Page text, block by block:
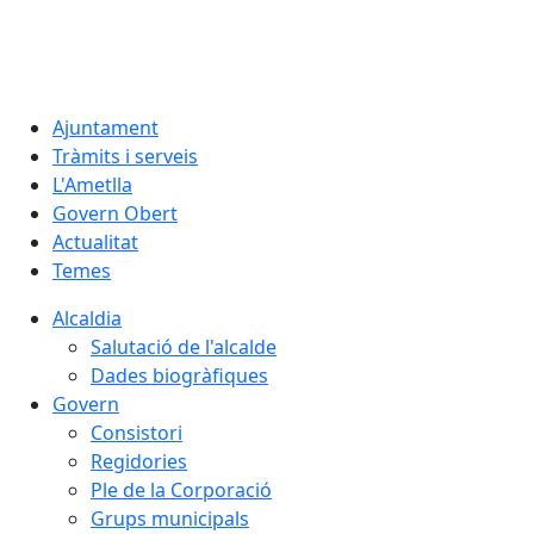
Ajuntament
Tràmits i serveis
L'Ametlla
Govern Obert
Actualitat
Temes
Alcaldia
Salutació de l'alcalde
Dades biogràfiques
Govern
Consistori
Regidories
Ple de la Corporació
Grups municipals